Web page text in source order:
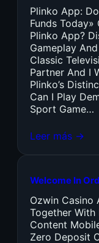
Plinko App:
Funds
Plinko App?
Gameplay
Classic
Partner And I
Plinko’s
Can I Play
Sport Game…
Leer más →
Welcome In
Ozwin Casino
Together With
Content
Zero Deposit